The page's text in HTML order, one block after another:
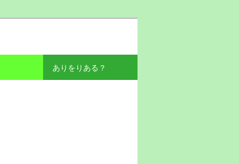
ありをりある？